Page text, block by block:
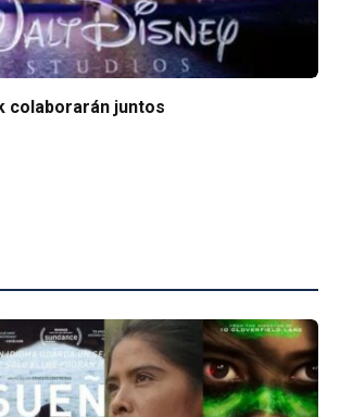
colaborarán juntos